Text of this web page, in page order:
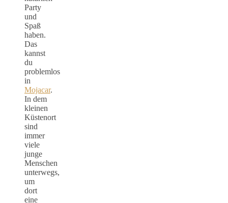
Party
und
Spaß
haben.
Das
kannst
du
problemlos
in
Mojacar.
In dem
kleinen
Küstenort
sind
immer
viele
junge
Menschen
unterwegs,
um
dort
eine